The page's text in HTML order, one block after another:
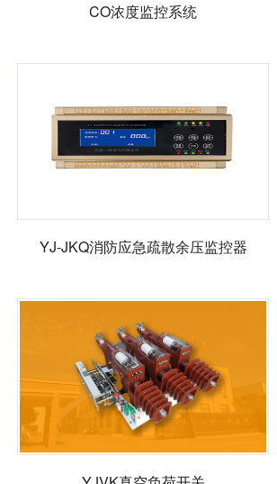
CO浓度监控系统
YJ-JKQ消防应急疏散余压监控器